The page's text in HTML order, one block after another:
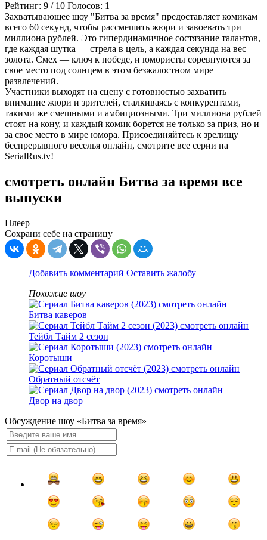
Рейтинг: 9 / 10 Голосов: 1
Захватывающее шоу "Битва за время" предоставляет комикам
всего 60 секунд, чтобы рассмешить жюри и завоевать три
миллиона рублей. Это гипердинамичное состязание талантов,
где каждая шутка — стрела в цель, а каждая секунда на вес
золота. Смех — ключ к победе, и юмористы соревнуются за
свое место под солнцем в этом безжалостном мире
развлечений.
Участники выходят на сцену с готовностью захватить
внимание жюри и зрителей, сталкиваясь с конкурентами,
такими же смешными и амбициозными. Три миллиона рублей
стоят на кону, и каждый комик борется не только за приз, но и
за свое место в мире юмора. Присоединяйтесь к зрелищу
беспрерывного веселья онлайн, смотрите все серии на
SerialRus.tv!
смотреть онлайн Битва за время все
выпуски
Плеер
Сохрани себе на страницу
Добавить комментарий Оставить жалобу
Похожие шоу
Битва каверов
Тейбл Тайм 2 сезон
Коротыши
Обратный отсчёт
Двор на двор
Обсуждение шоу «Битва за время»